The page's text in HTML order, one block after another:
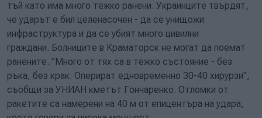
тъй като има много тежко ранени. Украинците твърдят,
че ударът е бил целенасочен - да се унищожи
инфраструктура и да се убият много цивилни
граждани. Болниците в Краматорск не могат да поемат
ранените. "Много от тях са в тежко състояние - без
ръка, без крак. Оперират едновременно 30-40 хирурзи",
съобщи за УНИАН кметът Гончаренко. Отломки от
ракетите са намерени на 40 м от епицентъра на удара,